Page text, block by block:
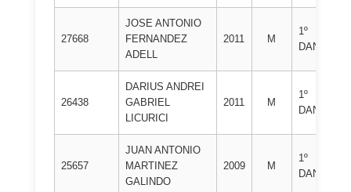
27668
JOSE ANTONIO
FERNANDEZ
ADELL
2011 M
1º
DAN
26438
DARIUS ANDREI
GABRIEL
LICURICI
2011 M
1º
DAN
25657
JUAN ANTONIO
MARTINEZ
GALINDO
2009 M
1º
DAN